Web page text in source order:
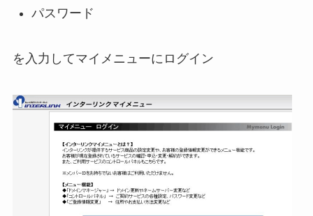
パスワード
を入力してマイメニューにログイン